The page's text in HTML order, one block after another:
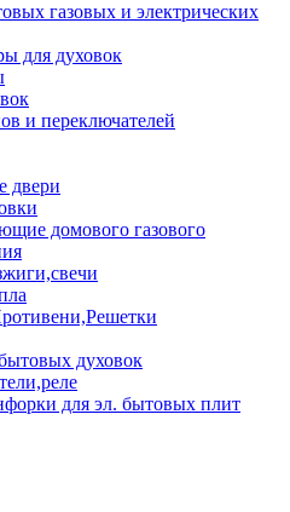
газовых и электрических
для духовок
и переключателей
двери
домового газового
духовок
для эл. бытовых плит